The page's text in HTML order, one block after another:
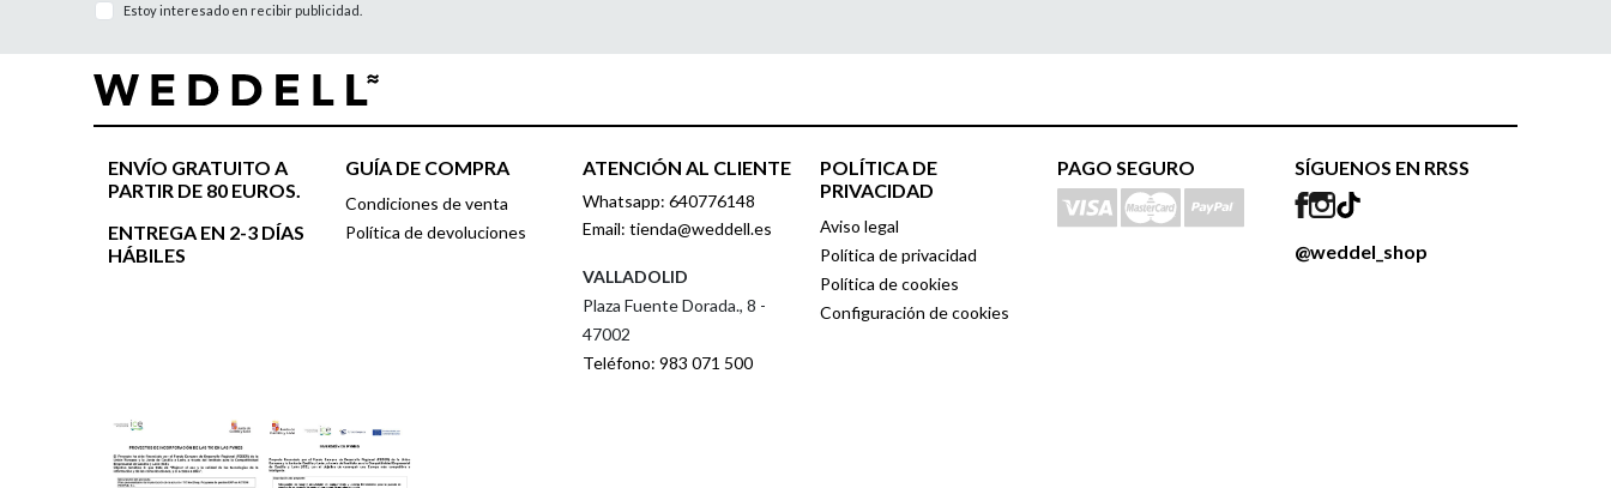
Estoy interesado en recibir publicidad.
ENVÍO GRATUITO A
PARTIR DE 80 EUROS.
ENTREGA EN 2-3 DÍAS
HÁBILES
GUÍA DE COMPRA
Condiciones de venta
Política de devoluciones
ATENCIÓN AL CLIENTE
Whatsapp: 640776148
Email: tienda@weddell.es
VALLADOLID
Plaza Fuente Dorada., 8 -
47002
Teléfono: 983 071 500
POLÍTICA DE
PRIVACIDAD
Aviso legal
Política de privacidad
Política de cookies
Configuración de cookies
PAGO SEGURO SÍGUENOS EN RRSS
@weddel_shop